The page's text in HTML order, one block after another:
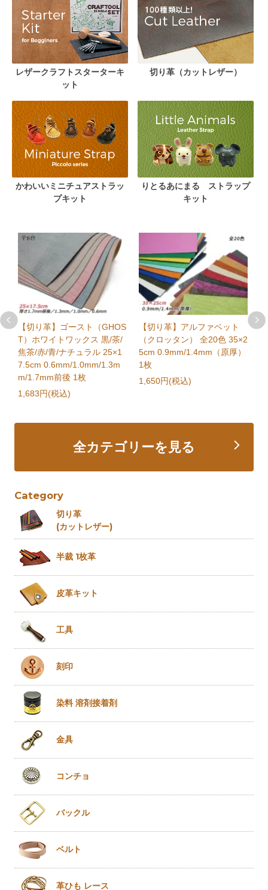
不便をおかけしますがご了承くださいませ。
2024/03/14
スカイミニとオプションパーツを値上げしました（メ
ーカー定価に合わせました）
レザークラフトスターターキ
ット
切り革（カットレザー）
かわいいミニチュアストラッ
プキット
りとるあにまる ストラップ
キット
【切り革】ゴースト（GHOS
T）ホワイトワックス 黒/茶/
焦茶/赤/青/ナチュラル 25×1
7.5cm 0.6mm/1.0mm/1.3m
m/1.7mm前後 1枚
1,683円(税込)
【切り革】アルファベット
（クロッタン） 全20色 35×2
5cm 0.9mm/1.4mm（原厚）
1枚
1,650円(税込)
全カテゴリーを見る
Category
切り革
(カットレザー)
半裁 1枚革
皮革キット
工具
刻印
染料 溶剤接着剤
金具
コンチョ
バックル
ベルト
革ひも レース